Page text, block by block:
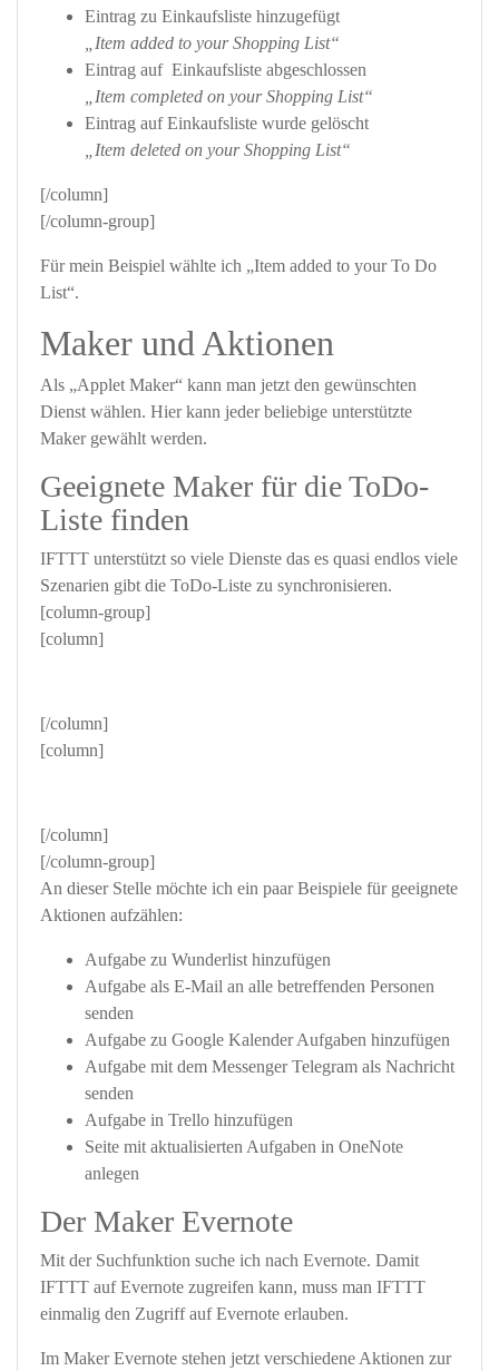
Eintrag zu Einkaufsliste hinzugefügt
„Item added to your Shopping List“
Eintrag auf Einkaufsliste abgeschlossen
„Item completed on your Shopping List“
Eintrag auf Einkaufsliste wurde gelöscht
„Item deleted on your Shopping List“
[/column]
[/column-group]
Für mein Beispiel wählte ich „Item added to your To Do
List“.
Maker und Aktionen
Als „Applet Maker“ kann man jetzt den gewünschten
Dienst wählen. Hier kann jeder beliebige unterstützte
Maker gewählt werden.
Geeignete Maker für die ToDo-
Liste finden
IFTTT unterstützt so viele Dienste das es quasi endlos viele
Szenarien gibt die ToDo-Liste zu synchronisieren.
[column-group]
[column]
[/column]
[column]
[/column]
[/column-group]
An dieser Stelle möchte ich ein paar Beispiele für geeignete
Aktionen aufzählen:
Aufgabe zu Wunderlist hinzufügen
Aufgabe als E-Mail an alle betreffenden Personen
senden
Aufgabe zu Google Kalender Aufgaben hinzufügen
Aufgabe mit dem Messenger Telegram als Nachricht
senden
Aufgabe in Trello hinzufügen
Seite mit aktualisierten Aufgaben in OneNote
anlegen
Der Maker Evernote
Mit der Suchfunktion suche ich nach Evernote. Damit
IFTTT auf Evernote zugreifen kann, muss man IFTTT
einmalig den Zugriff auf Evernote erlauben.
Im Maker Evernote stehen jetzt verschiedene Aktionen zur